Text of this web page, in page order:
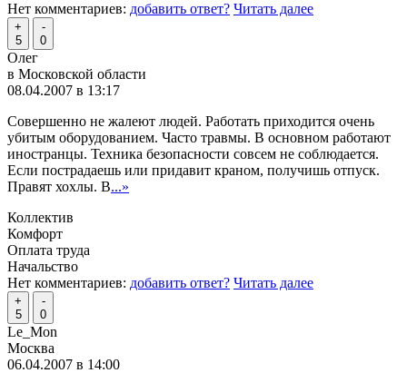
Нет комментариев: добавить ответ? Читать далее
+
5
-
0
Олег
в Московской области
08.04.2007 в 13:17
Совершенно не жалеют людей. Работать приходится очень
убитым оборудованием. Часто травмы. В основном работают
иностранцы. Техника безопасности совсем не соблюдается.
Если пострадаешь или придавит краном, получишь отпуск.
Правят хохлы. В...»
Коллектив
Комфорт
Оплата труда
Начальство
Нет комментариев: добавить ответ? Читать далее
+
5
-
0
Le_Mon
Москва
06.04.2007 в 14:00